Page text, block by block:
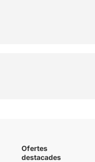
Ofertes
destacades